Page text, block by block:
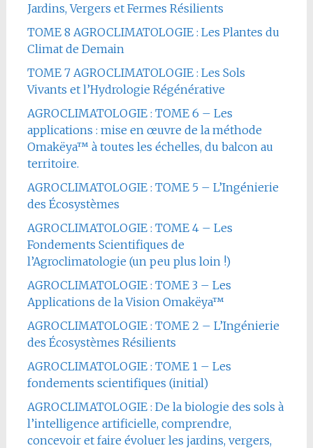
Jardins, Vergers et Fermes Résilients
TOME 8 AGROCLIMATOLOGIE : Les Plantes du
Climat de Demain
TOME 7 AGROCLIMATOLOGIE : Les Sols
Vivants et l’Hydrologie Régénérative
AGROCLIMATOLOGIE : TOME 6 – Les
applications : mise en œuvre de la méthode
Omakëya™ à toutes les échelles, du balcon au
territoire.
AGROCLIMATOLOGIE : TOME 5 – L’Ingénierie
des Écosystèmes
AGROCLIMATOLOGIE : TOME 4 – Les
Fondements Scientifiques de
l’Agroclimatologie (un peu plus loin !)
AGROCLIMATOLOGIE : TOME 3 – Les
Applications de la Vision Omakëya™
AGROCLIMATOLOGIE : TOME 2 – L’Ingénierie
des Écosystèmes Résilients
AGROCLIMATOLOGIE : TOME 1 – Les
fondements scientifiques (initial)
AGROCLIMATOLOGIE : De la biologie des sols à
l’intelligence artificielle, comprendre,
concevoir et faire évoluer les jardins, vergers,